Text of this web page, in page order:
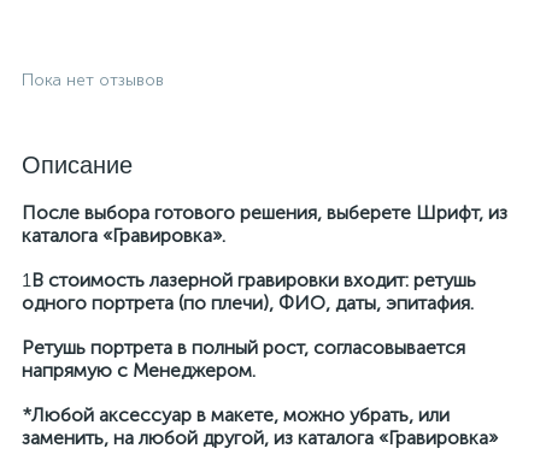
Пока нет отзывов
Описание
После выбора готового решения, выберете Шрифт, из
каталога «Гравировка».
1В стоимость лазерной гравировки входит: ретушь
одного портрета (по плечи), ФИО, даты, эпитафия.
Ретушь портрета в полный рост, согласовывается
напрямую с Менеджером.
*Любой аксессуар в макете, можно убрать, или
заменить, на любой другой, из каталога «Гравировка»